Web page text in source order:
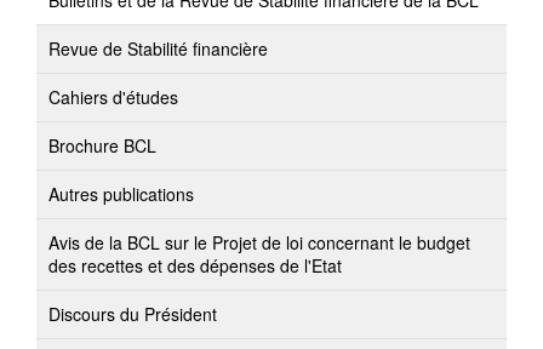
Revue de Stabilité financière
Cahiers d'études
Brochure BCL
Autres publications
Avis de la BCL sur le Projet de loi concernant le budget
des recettes et des dépenses de l'Etat
Discours du Président